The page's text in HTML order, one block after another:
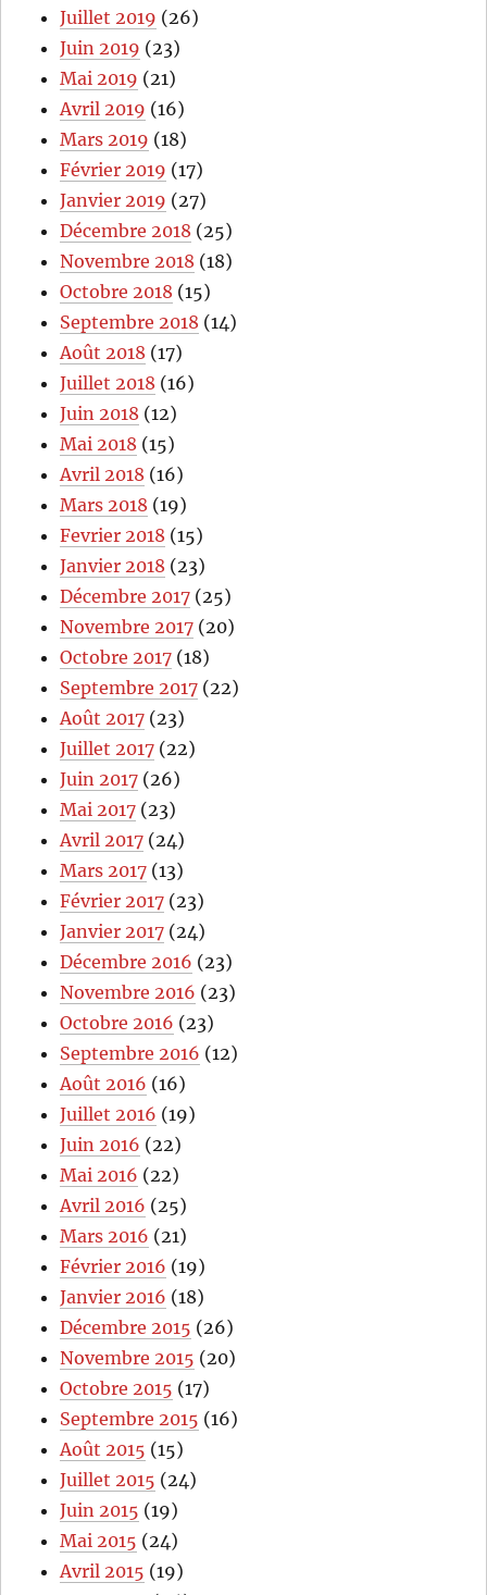
Juillet 2019 (26)
Juin 2019 (23)
Mai 2019 (21)
Avril 2019 (16)
Mars 2019 (18)
Février 2019 (17)
Janvier 2019 (27)
Décembre 2018 (25)
Novembre 2018 (18)
Octobre 2018 (15)
Septembre 2018 (14)
Août 2018 (17)
Juillet 2018 (16)
Juin 2018 (12)
Mai 2018 (15)
Avril 2018 (16)
Mars 2018 (19)
Fevrier 2018 (15)
Janvier 2018 (23)
Décembre 2017 (25)
Novembre 2017 (20)
Octobre 2017 (18)
Septembre 2017 (22)
Août 2017 (23)
Juillet 2017 (22)
Juin 2017 (26)
Mai 2017 (23)
Avril 2017 (24)
Mars 2017 (13)
Février 2017 (23)
Janvier 2017 (24)
Décembre 2016 (23)
Novembre 2016 (23)
Octobre 2016 (23)
Septembre 2016 (12)
Août 2016 (16)
Juillet 2016 (19)
Juin 2016 (22)
Mai 2016 (22)
Avril 2016 (25)
Mars 2016 (21)
Février 2016 (19)
Janvier 2016 (18)
Décembre 2015 (26)
Novembre 2015 (20)
Octobre 2015 (17)
Septembre 2015 (16)
Août 2015 (15)
Juillet 2015 (24)
Juin 2015 (19)
Mai 2015 (24)
Avril 2015 (19)